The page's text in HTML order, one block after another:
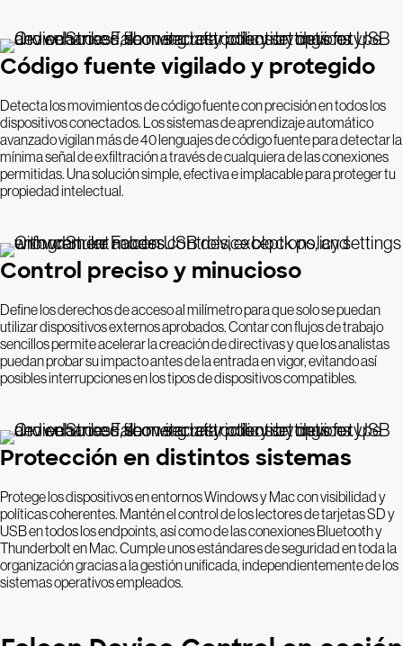
Código fuente vigilado y protegido
Detecta los movimientos de código fuente con precisión en todos los
dispositivos conectados. Los sistemas de aprendizaje automático
avanzado vigilan más de 40 lenguajes de código fuente para detectar la
mínima señal de exfiltración a través de cualquiera de las conexiones
permitidas. Una solución simple, efectiva e implacable para proteger tu
propiedad intelectual.
Control preciso y minucioso
Define los derechos de acceso al milímetro para que solo se puedan
utilizar dispositivos externos aprobados. Contar con flujos de trabajo
sencillos permite acelerar la creación de directivas y que los analistas
puedan probar su impacto antes de la entrada en vigor, evitando así
posibles interrupciones en los tipos de dispositivos compatibles.
Protección en distintos sistemas
Protege los dispositivos en entornos Windows y Mac con visibilidad y
políticas coherentes. Mantén el control de los lectores de tarjetas SD y
USB en todos los endpoints, así como de las conexiones Bluetooth y
Thunderbolt en Mac. Cumple unos estándares de seguridad en toda la
organización gracias a la gestión unificada, independientemente de los
sistemas operativos empleados.